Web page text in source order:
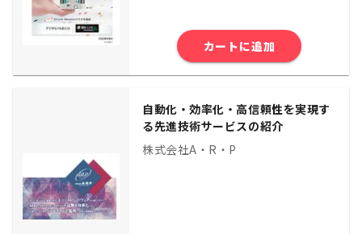
カートに追加
自動化・効率化・高信頼性を実現す
る先進技術サービスの紹介
株式会社A・R・P